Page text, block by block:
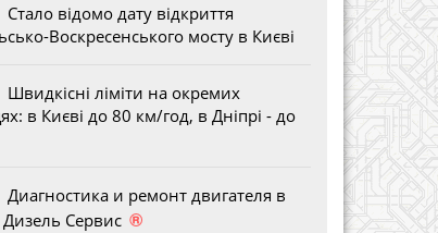
Стало відомо дату відкриття
Воскресенського мосту в Києві
Швидкісні ліміти на окремих
в Києві до 80 км/год, в Дніпрі - до
Диагностика и ремонт двигателя в
Сервис ®